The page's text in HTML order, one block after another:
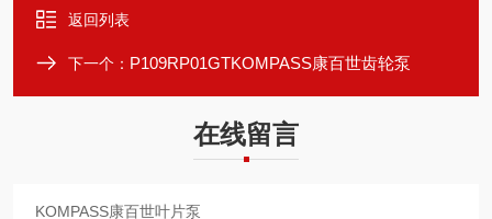
返回列表
下一个： P109RP01GTKOMPASS康百世齿轮泵
在线留言